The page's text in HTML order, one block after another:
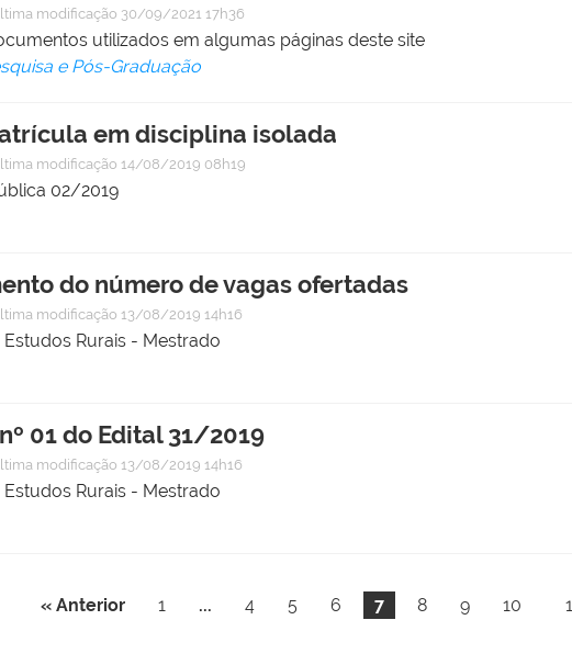
modificação 30/09/2021 17h36
utilizados em algumas páginas deste site
e Pós-Graduação
em disciplina isolada
modificação 14/08/2019 08h19
02/2019
do número de vagas ofertadas
modificação 13/08/2019 14h16
Rurais - Mestrado
01 do Edital 31/2019
modificação 13/08/2019 14h16
Rurais - Mestrado
« Anterior 1 ... 4 5 6 7 8 9 10